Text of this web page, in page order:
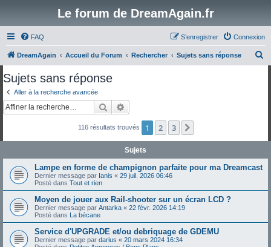
Le forum de DreamAgain.fr
FAQ Connexion
S’enregistrer
DreamAgain Accueil du Forum Rechercher Sujets sans réponse
c
Sujets sans réponse
Aller à la recherche avancée
Rechercher
116 résultats trouvés 1 2 3
Sujets
Lampe en forme de champignon parfaite pour ma Dreamcast
Dernier message par Ianis « 29 juil. 2026 06:46
Posté dans Tout et rien
Moyen de jouer aux Rail-shooter sur un écran LCD ?
Dernier message par Antarka « 22 févr. 2026 14:19
Posté dans La bécane
Service d'UPGRADE et/ou debriquage de GDEMU
Dernier message par darius « 20 mars 2024 16:34